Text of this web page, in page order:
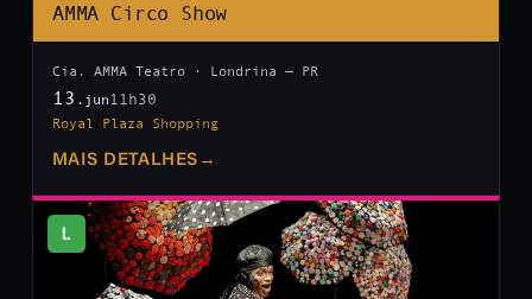
AMMA Circo Show
Cia. AMMA Teatro · Londrina — PR
13 .jun 11h30
Royal Plaza Shopping
MAIS DETALHES →
L